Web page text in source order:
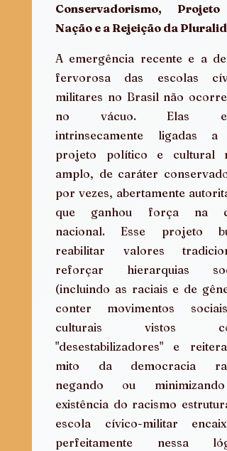
Conservadorismo, Projeto
Nação e a Rejeição da
A emergência recente e a
fervorosa das escolas
militares no Brasil não
no vácuo. Elas
intrinsecamente ligadas a
projeto político e cultural
amplo, de caráter
por vezes, abertamente
que ganhou força na
nacional. Esse projeto
reabilitar valores
reforçar hierarquias
(incluindo as raciais e de
conter movimentos
culturais vistos
"desestabilizadores" e
mito da democracia
negando ou
existência do racismo
escola cívico-militar
perfeitamente nessa